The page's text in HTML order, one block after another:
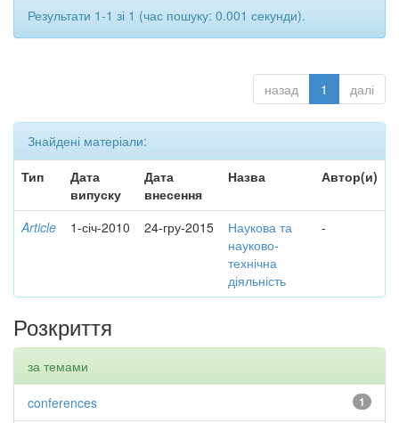
Результати 1-1 зі 1 (час пошуку: 0.001 секунди).
назад 1 далі
Знайдені матеріали:
Тип
Дата
випуску
Дата
внесення
Назва Автор(и)
Article 1-січ-2010 24-гру-2015
Наукова та
науково-
технічна
діяльність
-
Розкриття
за темами
1
conferences